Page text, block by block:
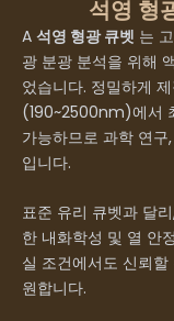
석영 형
A 석영 형광 큐벳 는
광 분광 분석을 위해
었습니다. 정밀하게
(190~2500nm)에서
가능하므로 과학 연
입니다.
표준 유리 큐벳과 달
한 내화학성 및 열 안
실 조건에서도 신뢰
원합니다.